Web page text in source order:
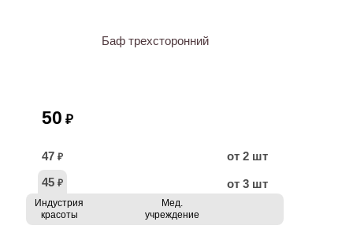
Баф трехсторонний
50 ₽
47 ₽
от 2 шт
45 ₽ от 3 шт
Индустрия
красоты
Мед.
учреждение